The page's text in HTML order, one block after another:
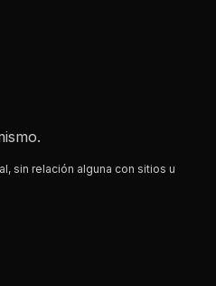
sin relación alguna con sitios u